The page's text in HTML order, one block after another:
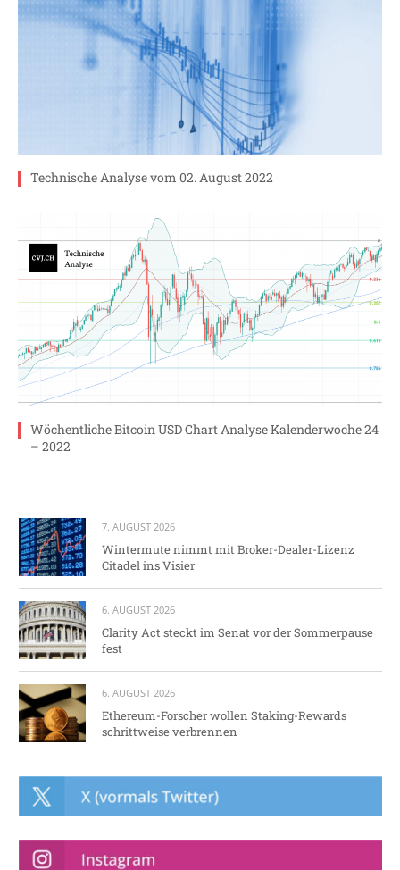
Technische Analyse vom 02. August 2022
Wöchentliche Bitcoin USD Chart Analyse Kalenderwoche 24
– 2022
7. AUGUST 2026
Wintermute nimmt mit Broker-Dealer-Lizenz
Citadel ins Visier
6. AUGUST 2026
Clarity Act steckt im Senat vor der Sommerpause
fest
6. AUGUST 2026
Ethereum-Forscher wollen Staking-Rewards
schrittweise verbrennen